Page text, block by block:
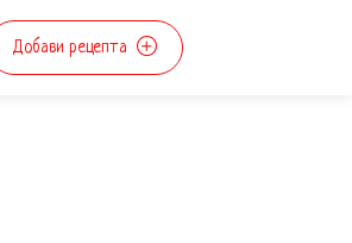
Добави рецепта